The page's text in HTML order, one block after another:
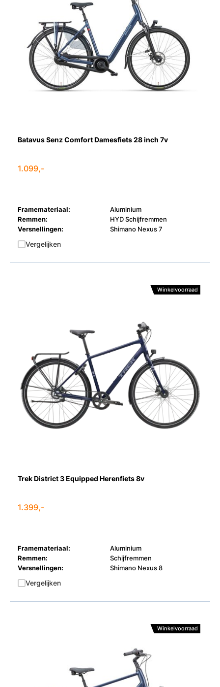
Batavus Senz Comfort Damesfiets 28 inch 7v
1.099,-
Framemateriaal:
Aluminium
Remmen:
HYD Schijfremmen
Versnellingen:
Shimano Nexus 7
Vergelijken
Winkelvoorraad
Trek District 3 Equipped Herenfiets 8v
1.399,-
Framemateriaal:
Aluminium
Remmen:
Schijfremmen
Versnellingen:
Shimano Nexus 8
Vergelijken
Winkelvoorraad